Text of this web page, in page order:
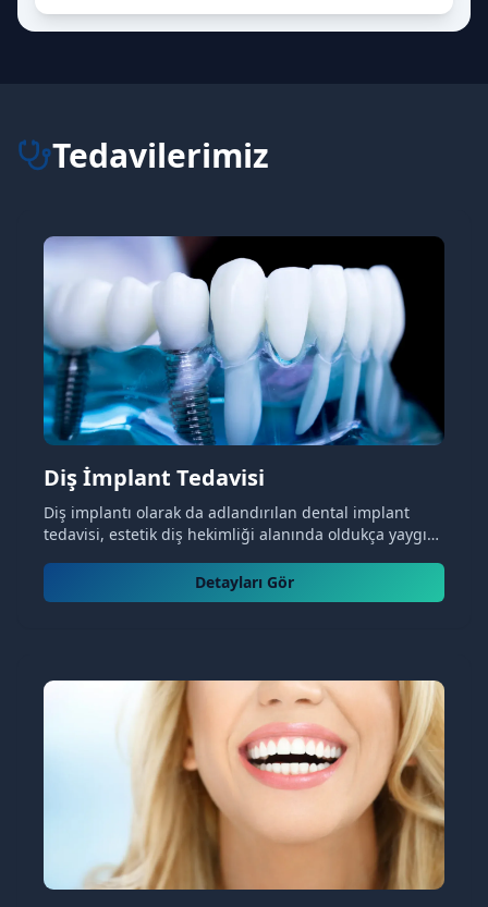
Tedavilerimiz
Diş İmplant Tedavisi
Diş implantı olarak da adlandırılan dental implant
tedavisi, estetik diş hekimliği alanında oldukça yaygın
bakımı açısından büyük önem taşır....
Detayları Gör